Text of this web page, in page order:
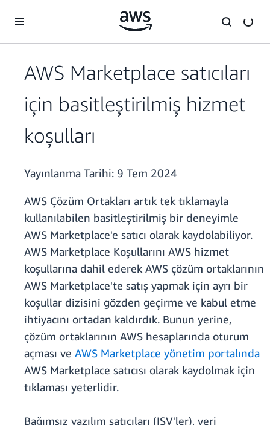
AWS Marketplace satıcıları
için basitleştirilmiş hizmet
koşulları
Yayınlanma Tarihi: 9 Tem 2024
AWS Çözüm Ortakları artık tek tıklamayla
kullanılabilen basitleştirilmiş bir deneyimle
AWS Marketplace'e satıcı olarak kaydolabiliyor.
AWS Marketplace Koşullarını AWS hizmet
koşullarına dahil ederek AWS çözüm ortaklarının
AWS Marketplace'te satış yapmak için ayrı bir
koşullar dizisini gözden geçirme ve kabul etme
ihtiyacını ortadan kaldırdık. Bunun yerine,
çözüm ortaklarının AWS hesaplarında oturum
açması ve AWS Marketplace yönetim portalında
AWS Marketplace satıcısı olarak kaydolmak için
tıklaması yeterlidir.
Bağımsız yazılım satıcıları (ISV'ler), veri